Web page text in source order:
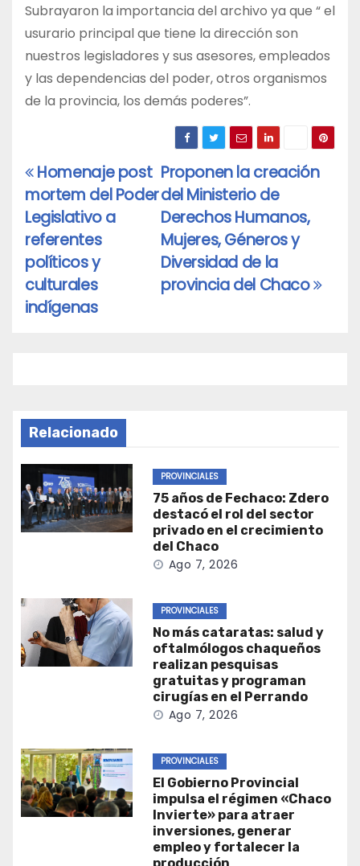
Subrayaron la importancia del archivo ya que “ el
usurario principal que tiene la dirección son
nuestros legisladores y sus asesores, empleados
y las dependencias del poder, otros organismos
de la provincia, los demás poderes”.
Navegación
de
entradas
Proponen la creación
del Ministerio de
Derechos Humanos,
Mujeres, Géneros y
Diversidad de la
provincia del Chaco
Homenaje post
mortem del Poder
Legislativo a
referentes
políticos y
culturales
indígenas
Relacionado
PROVINCIALES
75 años de Fechaco: Zdero
destacó el rol del sector
privado en el crecimiento
del Chaco
Ago 7, 2026
PROVINCIALES
No más cataratas: salud y
oftalmólogos chaqueños
realizan pesquisas
gratuitas y programan
cirugías en el Perrando
Ago 7, 2026
PROVINCIALES
El Gobierno Provincial
impulsa el régimen «Chaco
Invierte» para atraer
inversiones, generar
empleo y fortalecer la
producción